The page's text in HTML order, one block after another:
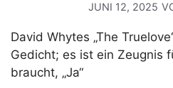
JUNI 12, 2025
David Whytes „The
Gedicht; es ist ein Zeugnis
braucht, „Ja“